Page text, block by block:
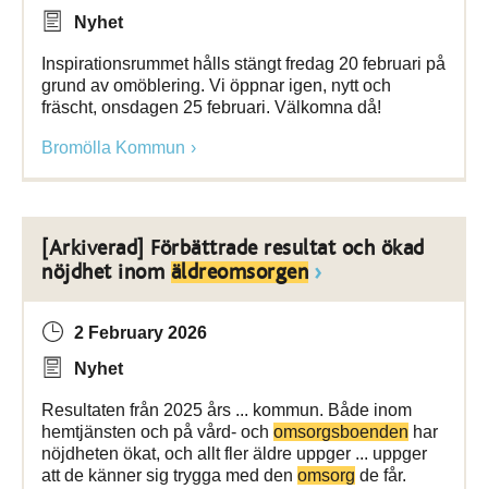
Nyhet
Inspirationsrummet hålls stängt fredag 20 februari på
grund av omöblering. Vi öppnar igen, nytt och
fräscht, onsdagen 25 februari. Välkomna då!
Bromölla Kommun
[Arkiverad] Förbättrade resultat och ökad
nöjdhet inom äldreomsorgen
2 February 2026
Nyhet
Resultaten från 2025 års ... kommun. Både inom
hemtjänsten och på vård- och omsorgsboenden har
nöjdheten ökat, och allt fler äldre uppger ... uppger
att de känner sig trygga med den omsorg de får.